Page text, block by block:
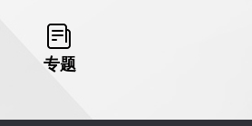
专题